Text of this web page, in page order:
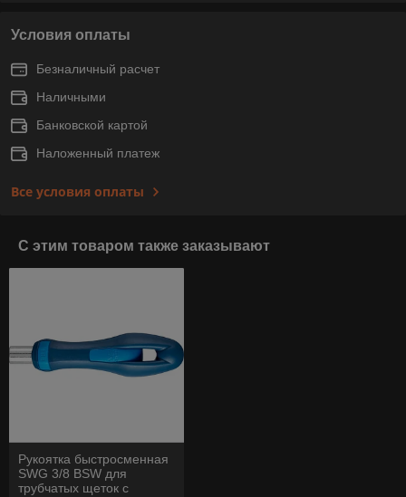
Условия оплаты
Безналичный расчет
Наличными
Банковской картой
Наложенный платеж
Все условия оплаты
С этим товаром также заказывают
Рукоятка быстросменная
SWG 3/8 BSW для
трубчатых щеток с